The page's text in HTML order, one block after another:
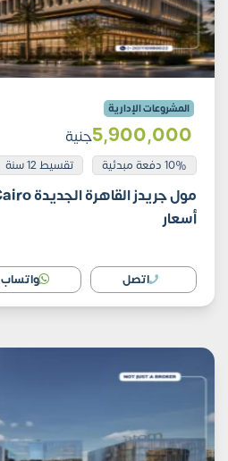
المشروعات الإدارية
5٬900٬000جنية
10% دفعة مبدئية تقسيط 12 سنة
أسعار
اتصل واتساب